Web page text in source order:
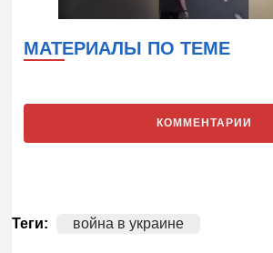
МАТЕРИАЛЫ ПО ТЕМЕ
КОММЕНТАРИИ
Теги: война в украине